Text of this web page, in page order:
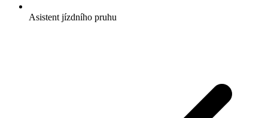
Asistent jízdního pruhu